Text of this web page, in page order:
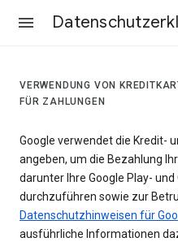
VERWENDUNG VON
FÜR ZAHLUNGEN
Google verwendet die Kredit-
angeben, um die Bezahlung
darunter Ihre Google Play-
durchzuführen sowie zur
Datenschutzhinweisen für
ausführliche Informationen